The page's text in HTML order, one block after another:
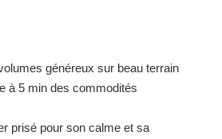
généreux sur beau terrain
à 5 min des commodités
prisé pour son calme et sa